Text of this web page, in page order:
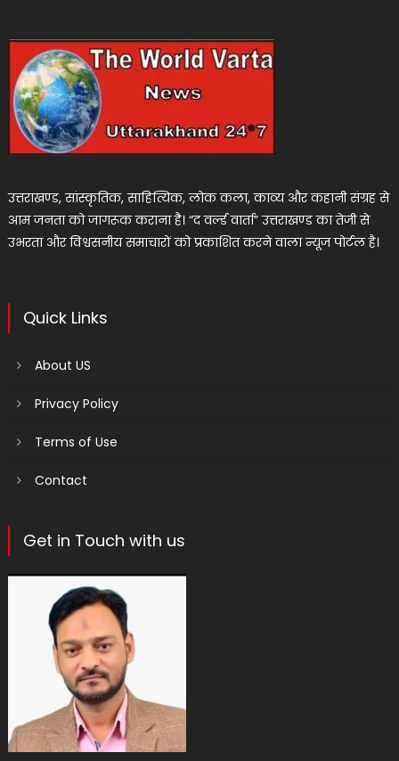
उत्तराखण्ड, सांस्कृतिक, साहित्यिक, लोक कला, काव्य और कहानी संग्रह से
आम जनता को जागरूक कराना है। “द वर्ल्ड वार्ता” उत्तराखण्ड का तेजी से
उभरता और विश्वसनीय समाचारों को प्रकाशित करने वाला न्यूज पोर्टल है।
Quick Links
About US
Privacy Policy
Terms of Use
Contact
Get in Touch with us